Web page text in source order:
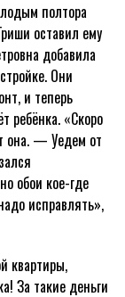
полтора
оставил ему
добавила
Они
и теперь
ребёнка. «Скоро
она. — Уедем от
обои кое-где
исправлять»,
квартиры,
За такие деньги